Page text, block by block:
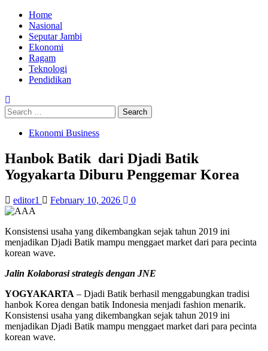
Skip
content
Primary
Menu
Home
Nasional
Seputar Jambi
Ekonomi
Ragam
Teknologi
Pendidikan
Search
for:
Ekonomi Business
Hanbok Batik dari Djadi Batik
Yogyakarta Diburu Penggemar Korea
editor1 February 10, 2026 0
Konsistensi usaha yang dikembangkan sejak tahun 2019 ini
menjadikan Djadi Batik mampu menggaet market dari para pecinta
korean wave.
Jalin Kolaborasi strategis dengan JNE
YOGYAKARTA – Djadi Batik berhasil menggabungkan tradisi
hanbok Korea dengan batik Indonesia menjadi fashion menarik.
Konsistensi usaha yang dikembangkan sejak tahun 2019 ini
menjadikan Djadi Batik mampu menggaet market dari para pecinta
korean wave.